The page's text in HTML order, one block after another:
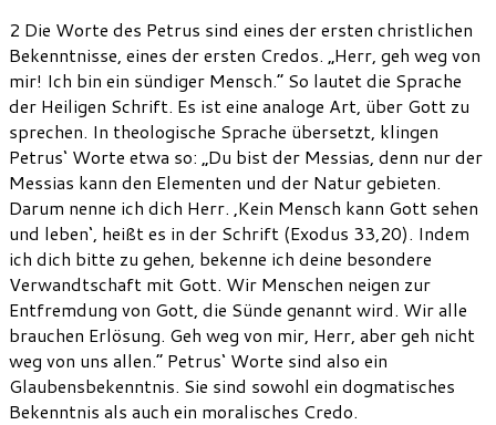
2 Die Worte des Petrus sind eines der ersten christlichen
Bekenntnisse, eines der ersten Credos. „Herr, geh weg von
mir! Ich bin ein sündiger Mensch.“ So lautet die Sprache
der Heiligen Schrift. Es ist eine analoge Art, über Gott zu
sprechen. In theologische Sprache übersetzt, klingen
Petrus‘ Worte etwa so: „Du bist der Messias, denn nur der
Messias kann den Elementen und der Natur gebieten.
Darum nenne ich dich Herr. ‚Kein Mensch kann Gott sehen
und leben‘, heißt es in der Schrift (Exodus 33,20). Indem
ich dich bitte zu gehen, bekenne ich deine besondere
Verwandtschaft mit Gott. Wir Menschen neigen zur
Entfremdung von Gott, die Sünde genannt wird. Wir alle
brauchen Erlösung. Geh weg von mir, Herr, aber geh nicht
weg von uns allen.“ Petrus‘ Worte sind also ein
Glaubensbekenntnis. Sie sind sowohl ein dogmatisches
Bekenntnis als auch ein moralisches Credo.